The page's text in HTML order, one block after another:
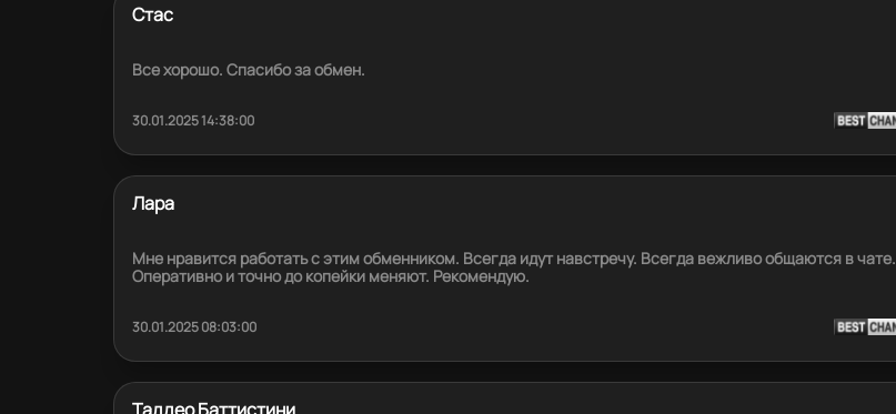
Стас
Все хорошо. Спасибо за обмен.
30.01.2025 14:38:00
Лара
Мне нравится работать с этим обменником. Всегда идут навстречу. Всегда вежливо общаются в чате.
Оперативно и точно до копейки меняют. Рекомендую.
30.01.2025 08:03:00